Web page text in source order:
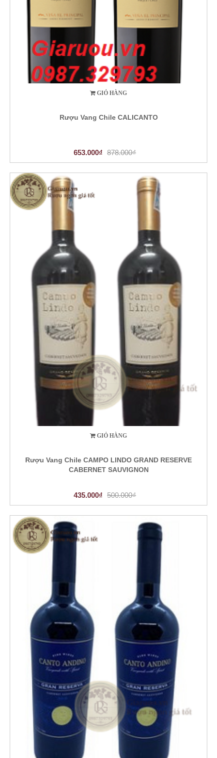
GIỎ HÀNG
Rượu Vang Chile CALICANTO
653.000₫ 878.000₫
GIỎ HÀNG
Rượu Vang Chile CAMPO LINDO GRAND RESERVE
CABERNET SAUVIGNON
435.000₫ 500.000₫